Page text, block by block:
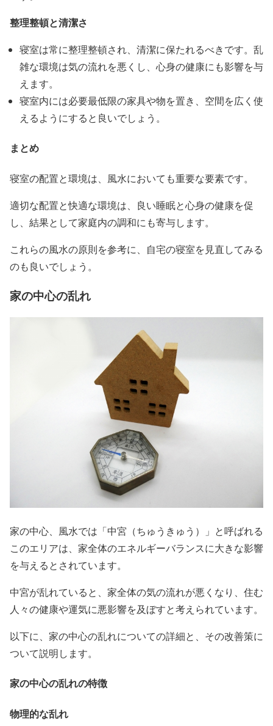
整理整頓と清潔さ
寝室は常に整理整頓され、清潔に保たれるべきです。乱
雑な環境は気の流れを悪くし、心身の健康にも影響を与
えます。
寝室内には必要最低限の家具や物を置き、空間を広く使
えるようにすると良いでしょう。
まとめ
寝室の配置と環境は、風水においても重要な要素です。
適切な配置と快適な環境は、良い睡眠と心身の健康を促
し、結果として家庭内の調和にも寄与します。
これらの風水の原則を参考に、自宅の寝室を見直してみる
のも良いでしょう。
家の中心の乱れ
家の中心、風水では「中宮（ちゅうきゅう）」と呼ばれる
このエリアは、家全体のエネルギーバランスに大きな影響
を与えるとされています。
中宮が乱れていると、家全体の気の流れが悪くなり、住む
人々の健康や運気に悪影響を及ぼすと考えられています。
以下に、家の中心の乱れについての詳細と、その改善策に
ついて説明します。
家の中心の乱れの特徴
物理的な乱れ